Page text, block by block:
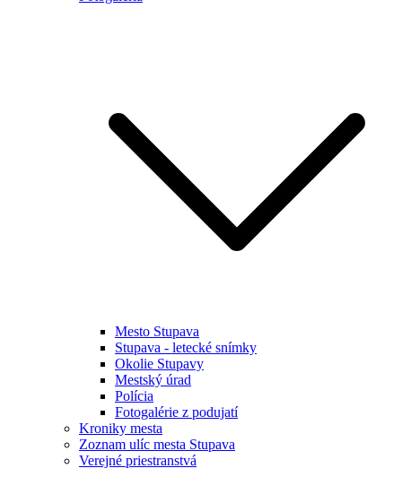
Mesto Stupava
Stupava - letecké snímky
Okolie Stupavy
Mestský úrad
Polícia
Fotogalérie z podujatí
Kroniky mesta
Zoznam ulíc mesta Stupava
Verejné priestranstvá